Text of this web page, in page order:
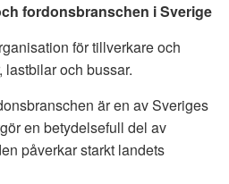
fordonsbranschen i Sverige
för tillverkare och
lastbilar och bussar.
är en av Sveriges
en betydelsefull del av
påverkar starkt landets